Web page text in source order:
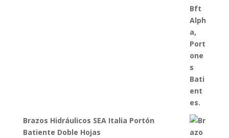
Brazos Hidráulicos SEA Italia Portón
Batiente Doble Hojas